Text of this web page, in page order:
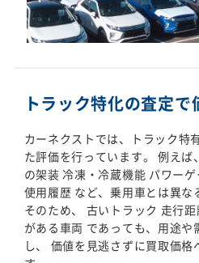
トラック特化の査定
カーネクストでは、トラック特
た評価を行っています。 例え
の架装 冷凍・冷蔵機能 パワー
使用履歴 など、乗用車とは異な
そのため、 古いトラック 走行
がある車両 であっても、用途
し、 価値を見逃さずに買取価